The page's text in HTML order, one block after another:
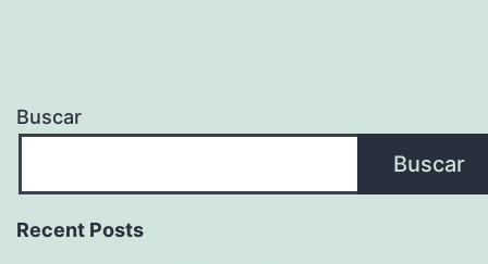
Buscar
Buscar
Recent Posts